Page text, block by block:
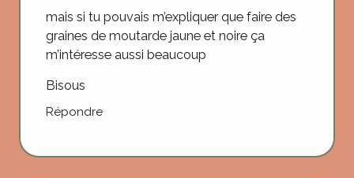
mais si tu pouvais m’expliquer que faire des
graines de moutarde jaune et noire ça
m’intéresse aussi beaucoup
Bisous
Répondre